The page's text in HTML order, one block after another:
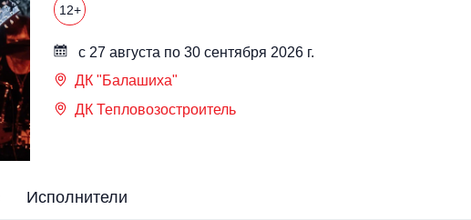
12+
с 27 августа по 30 сентября 2026 г.
ДК "Балашиха"
ДК Тепловозостроитель
Исполнители